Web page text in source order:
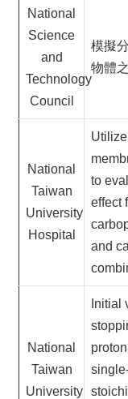
National
Science
and
Technology
Council
模擬
物體
National
Taiwan
University
Hospital
to
effect
and
National
Taiwan
University
Initial